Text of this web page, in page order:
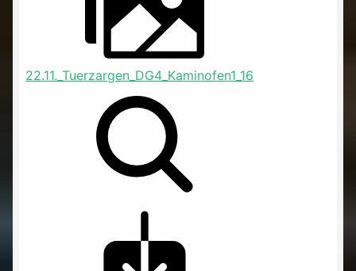
22.11._Tuerzargen_DG4_Kaminofen1_16